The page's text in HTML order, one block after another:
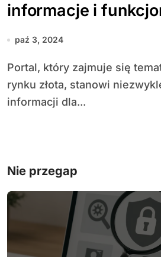
informacje i
inwestorów
paź 3, 2024
Portal, który zajmuje się tematyką finansów oraz
rynku złota, stanowi
informacji dla...
Nie przegap